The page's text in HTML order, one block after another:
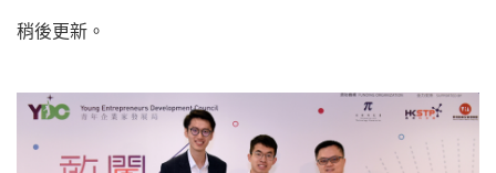
稍後更新。